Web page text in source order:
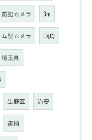
犯カメラ 3m
ム型カメラ 画角
埼玉県
生野区 治安
逮捕